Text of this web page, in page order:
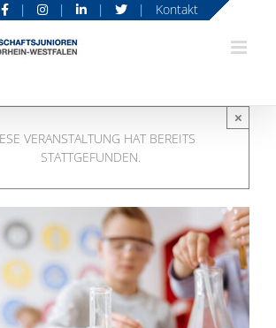
| | | | Kontakt
VERANSTALTUNG HAT BEREITS
STATTGEFUNDEN.
×